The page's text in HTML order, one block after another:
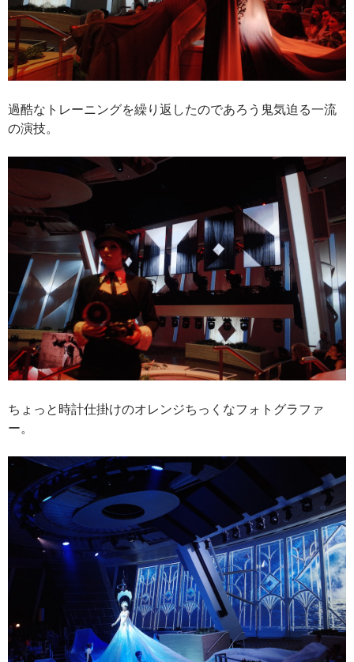
過酷なトレーニングを繰り返したのであろう鬼気迫る一流
の演技。
ちょっと時計仕掛けのオレンジちっくなフォトグラファ
ー。